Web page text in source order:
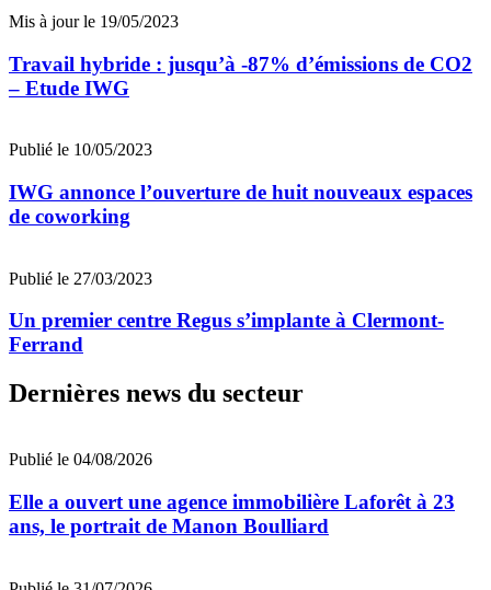
Mis à jour le 19/05/2023
Travail hybride : jusqu’à -87% d’émissions de CO2
– Etude IWG
Publié le 10/05/2023
IWG annonce l’ouverture de huit nouveaux espaces
de coworking
Publié le 27/03/2023
Un premier centre Regus s’implante à Clermont-
Ferrand
Dernières news du secteur
Publié le 04/08/2026
Elle a ouvert une agence immobilière Laforêt à 23
ans, le portrait de Manon Boulliard